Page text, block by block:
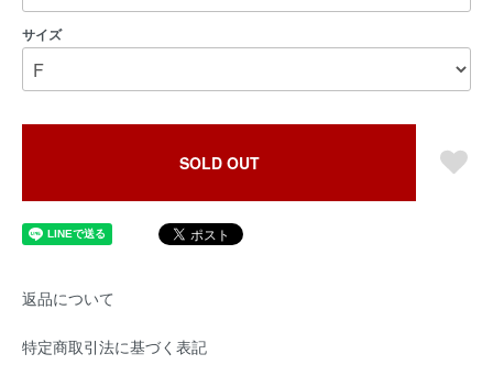
サイズ
SOLD OUT
返品について
特定商取引法に基づく表記